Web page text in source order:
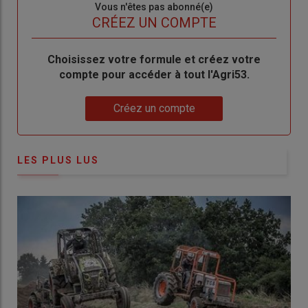
Vous n'êtes pas abonné(e)
CRÉEZ UN COMPTE
BodyChoisissez votre formule et créez votre
compte pour accéder à tout l'Agri53.
Créez un compte
LES PLUS LUS